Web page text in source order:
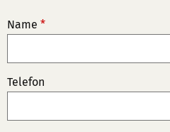
Name *
Telefon